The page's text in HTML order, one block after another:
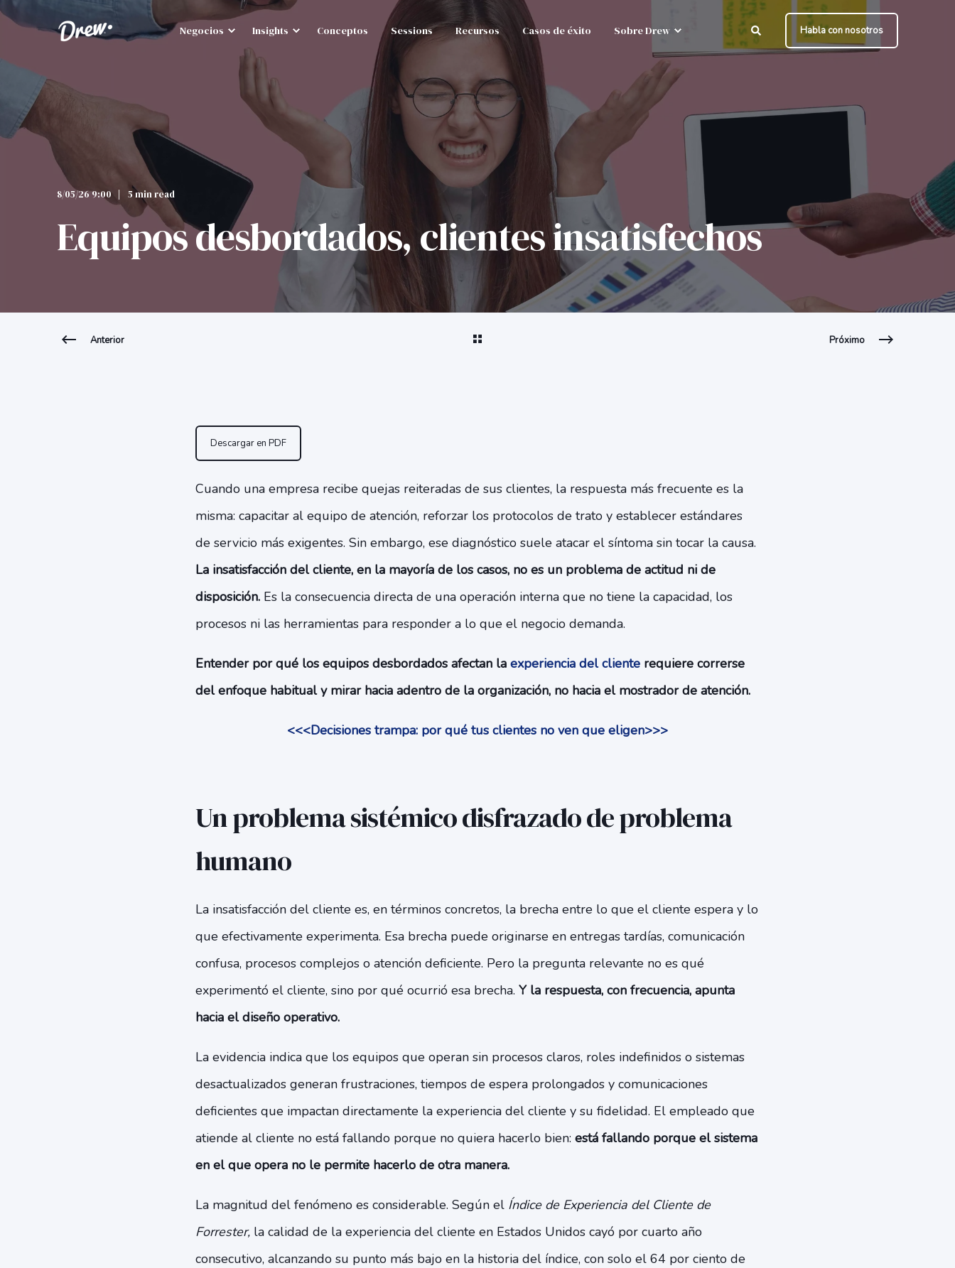
Negocios Insights Conceptos Sessions Recursos Casos de éxito Sobre Drew Habla con nosotros
8/05/26 9:00 5 min read
Equipos desbordados, clientes insatisfechos
Anterior Próximo
Descargar en PDF
Cuando una empresa recibe quejas reiteradas de sus clientes, la respuesta más frecuente es la
misma: capacitar al equipo de atención, reforzar los protocolos de trato y establecer estándares
de servicio más exigentes. Sin embargo, ese diagnóstico suele atacar el síntoma sin tocar la causa.
La insatisfacción del cliente, en la mayoría de los casos, no es un problema de actitud ni de
disposición. Es la consecuencia directa de una operación interna que no tiene la capacidad, los
procesos ni las herramientas para responder a lo que el negocio demanda.
Entender por qué los equipos desbordados afectan la experiencia del clienterequiere correrse
del enfoque habitual y mirar hacia adentro de la organización, no hacia el mostrador de atención.
<<<Decisiones trampa: por qué tus clientes no ven que eligen>>>
Un problema sistémico disfrazado de problema
humano
La insatisfacción del cliente es, en términos concretos, la brecha entre lo que el cliente espera y lo
que efectivamente experimenta. Esa brecha puede originarse en entregas tardías, comunicación
confusa, procesos complejos o atención deficiente. Pero la pregunta relevante no es qué
experimentó el cliente, sino por qué ocurrió esa brecha. Y la respuesta, con frecuencia, apunta
hacia el diseño operativo.
La evidencia indica que los equipos que operan sin procesos claros, roles indefinidos o sistemas
desactualizados generan frustraciones, tiempos de espera prolongados y comunicaciones
deficientes que impactan directamente la experiencia del cliente y su fidelidad. El empleado que
atiende al cliente no está fallando porque no quiera hacerlo bien: está fallando porque el sistema
en el que opera no le permite hacerlo de otra manera.
La magnitud del fenómeno es considerable. Según el Índice de Experiencia del Cliente de
Forrester,la calidad de la experiencia del cliente en Estados Unidos cayó por cuarto año
consecutivo, alcanzando su punto más bajo en la historia del índice, con solo el 64 por ciento de